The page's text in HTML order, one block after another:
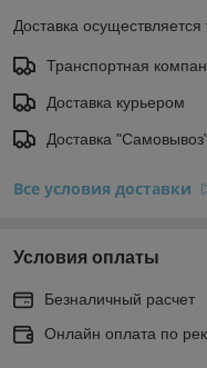
Доставка осуществляется
Транспортная
Доставка курьером
Доставка
Все условия доставки
Условия оплаты
Безналичный расчет
Онлайн оплата по